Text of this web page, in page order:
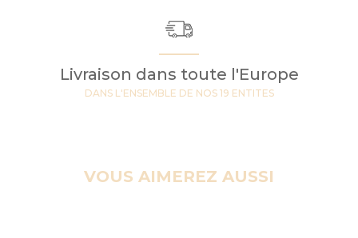
Livraison dans toute l'Europe
DANS L'ENSEMBLE DE NOS 19 ENTITES
VOUS AIMEREZ AUSSI